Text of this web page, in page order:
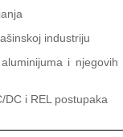
industriju
i njegovih
i REL postupaka